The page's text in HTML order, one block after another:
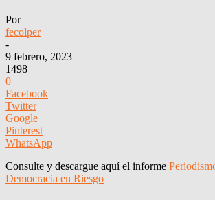
Por
fecolper
-
9 febrero, 2023
1498
0
Facebook
Twitter
Google+
Pinterest
WhatsApp
Consulte y descargue aquí el informe
Democracia en Riesgo